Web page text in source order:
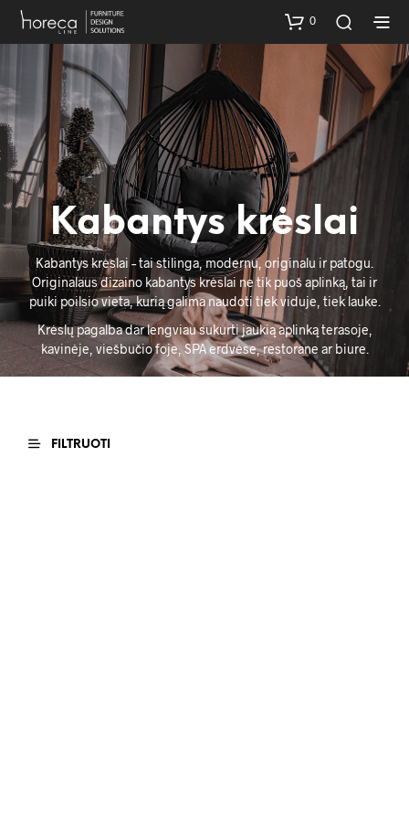
0
Kabantys krėslai
Kabantys krėslai – tai stilinga, modernu, originalu ir patogu.
Originalaus dizaino kabantys krėslai ne tik puoš aplinką, tai ir
puiki poilsio vieta, kurią galima naudoti tiek viduje, tiek lauke.
Krėslų pagalba dar lengviau sukurti jaukią aplinką terasoje,
kavinėje, viešbučio foje, SPA erdvėse, restorane ar biure.
FILTRUOTI